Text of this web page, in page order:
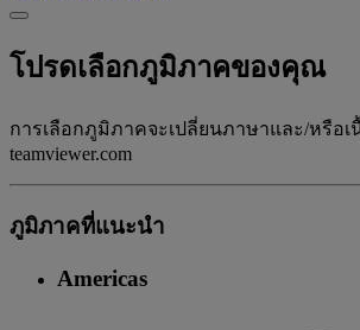
โปรดเลือกภูมิภาคของคุณ
การเลือกภูมิภาคจะเปลี่ยนภาษาและ/หรือเ
teamviewer.com
ภูมิภาคที่แนะนํา
Americas